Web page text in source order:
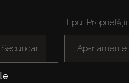
Secundar
Tipul Proprietății
Apartamente